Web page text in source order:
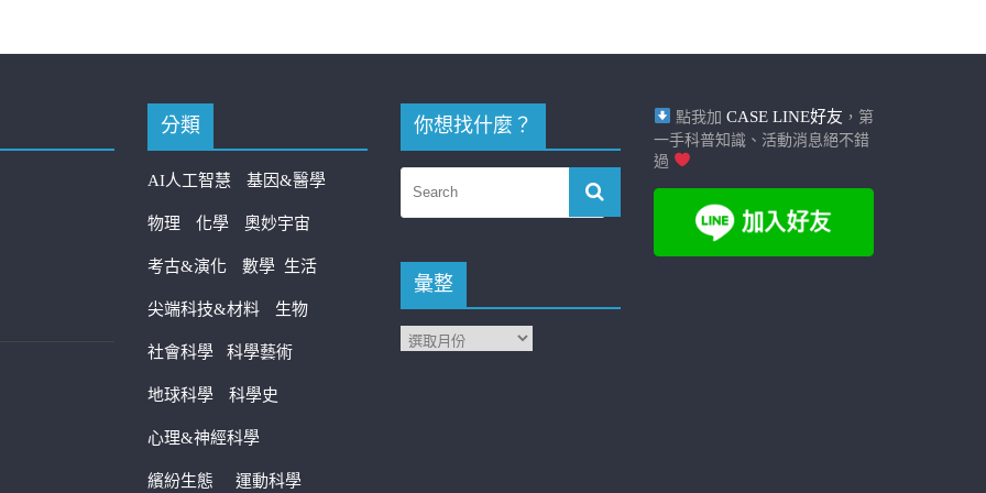
分類
AI人工智慧 基因&醫學
物理 化學 奧妙宇宙
考古&演化 數學 生活
尖端科技&材料 生物
社會科學 科學藝術
地球科學 科學史
心理&神經科學
繽紛生態 運動科學
你想找什麼？
彙整
點我加 CASE LINE好友 ，第
一手科普知識、活動消息絕不錯
過